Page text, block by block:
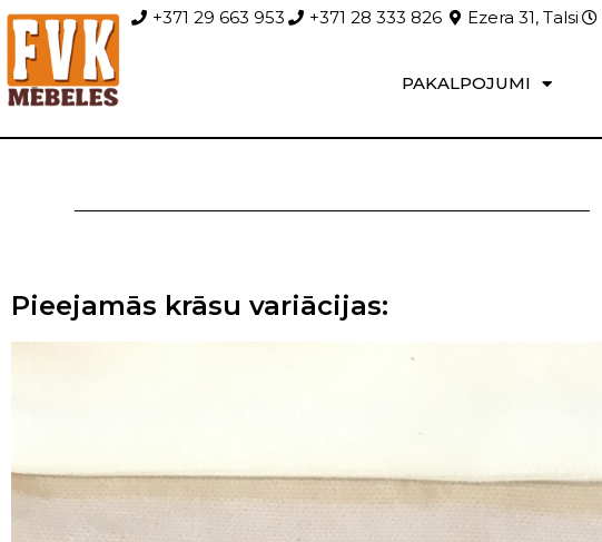
+371 29 663 953 +371 28 333 826 Ezera 31, Talsi
PAKALPOJUMI
Pieejamās krāsu variācijas: